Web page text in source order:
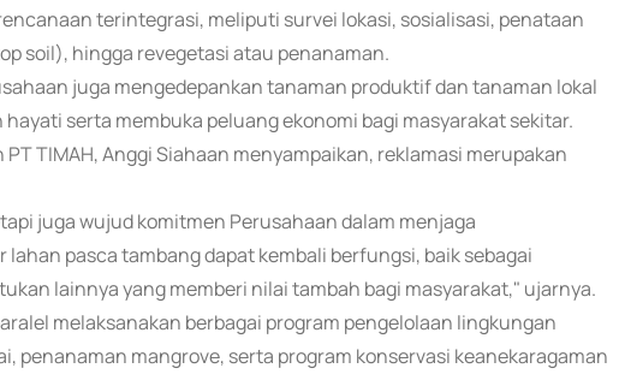
terintegrasi, meliputi survei lokasi, sosialisasi, penataan
soil), hingga revegetasi atau penanaman.
juga mengedepankan tanaman produktif dan tanaman lokal
serta membuka peluang ekonomi bagi masyarakat sekitar.
TIMAH, Anggi Siahaan menyampaikan, reklamasi merupakan
juga wujud komitmen Perusahaan dalam menjaga
pasca tambang dapat kembali berfungsi, baik sebagai
lainnya yang memberi nilai tambah bagi masyarakat," ujarnya.
melaksanakan berbagai program pengelolaan lingkungan
penanaman mangrove, serta program konservasi keanekaragaman